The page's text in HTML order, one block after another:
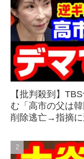
【批判殺到】
む「高市の父は
削除逃亡→指摘に